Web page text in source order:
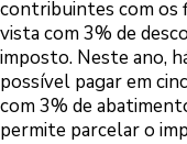
contribuintes com os
vista com 3% de
imposto. Neste ano,
possível pagar em
com 3% de
permite parcelar o